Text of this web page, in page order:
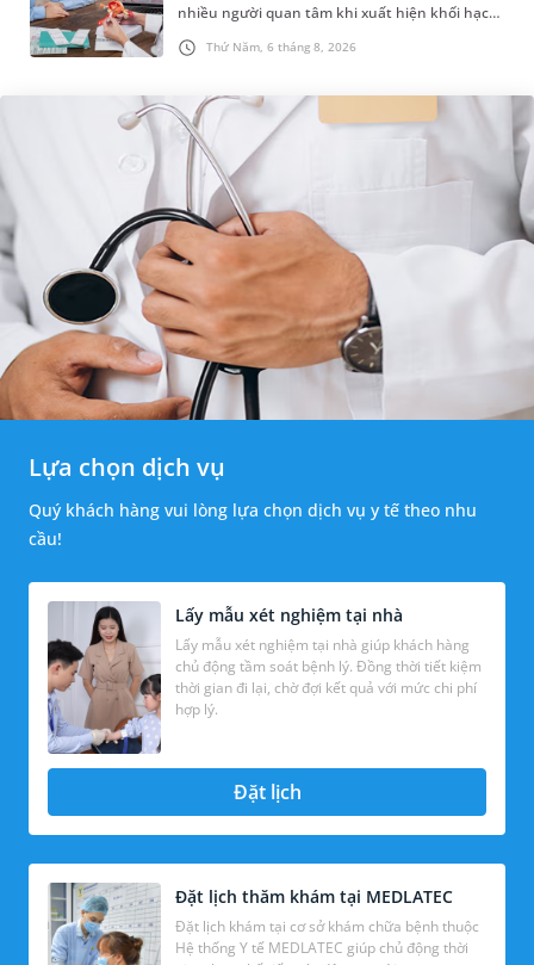
Thứ Năm, 6 tháng 8, 2026
nhiều người quan tâm khi xuất hiện khối hạch
nhỏ ở vùng bẹn hoặc cơ quan sinh dục. Nếu
hạch mới xuất hiện, kích th...
Lựa chọn dịch vụ
Quý khách hàng vui lòng lựa chọn dịch vụ y tế theo nhu
cầu!
Lấy mẫu xét nghiệm tại nhà
Lấy mẫu xét nghiệm tại nhà giúp khách hàng
chủ động tầm soát bệnh lý. Đồng thời tiết kiệm
thời gian đi lại, chờ đợi kết quả với mức chi phí
hợp lý.
Đặt lịch
Đặt lịch thăm khám tại MEDLATEC
Đặt lịch khám tại cơ sở khám chữa bệnh thuộc
Hệ thống Y tế MEDLATEC giúp chủ động thời